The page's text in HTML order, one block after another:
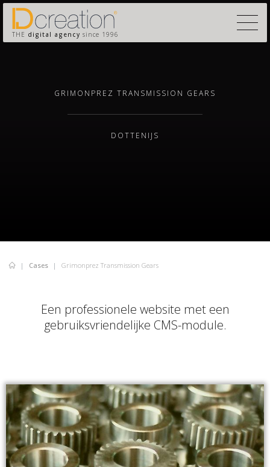
THE digital agency since 1996
GRIMONPREZ TRANSMISSION GEARS
DOTTENIJS
Cases Grimonprez Transmission Gears
Een professionele website met een
gebruiksvriendelijke CMS-module.